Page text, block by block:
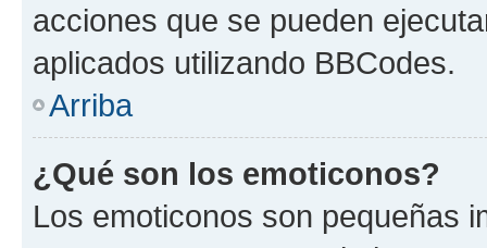
acciones que se pueden
aplicados utilizando BBCodes.
Arriba
¿Qué son los emoticonos?
Los emoticonos son pequeñas